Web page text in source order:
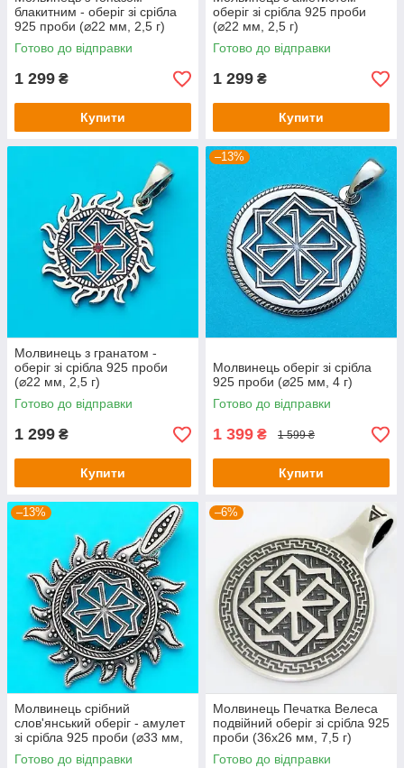
блакитним - оберіг зі срібла
925 проби (⌀22 мм, 2,5 г)
Готово до відправки
1 299 ₴
Купити
оберіг зі срібла 925 проби
(⌀22 мм, 2,5 г)
Готово до відправки
1 299 ₴
Купити
Молвинець з гранатом -
оберіг зі срібла 925 проби
(⌀22 мм, 2,5 г)
Готово до відправки
1 299 ₴
Купити
–13%
Молвинець оберіг зі срібла
925 проби (⌀25 мм, 4 г)
Готово до відправки
1 399 ₴ 1 599 ₴
Купити
–13%
Молвинець срібний
слов'янський оберіг - амулет
зі срібла 925 проби (⌀33 мм,
6 г)
Готово до відправки
–6%
Молвинець Печатка Велеса
подвійний оберіг зі срібла 925
проби (36х26 мм, 7,5 г)
Готово до відправки